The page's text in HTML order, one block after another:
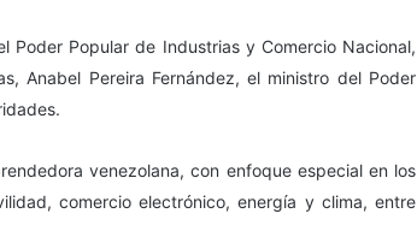
Popular de Industrias y Comercio Nacional,
Anabel Pereira Fernández, el ministro del Poder
venezolana, con enfoque especial en los
comercio electrónico, energía y clima, entre